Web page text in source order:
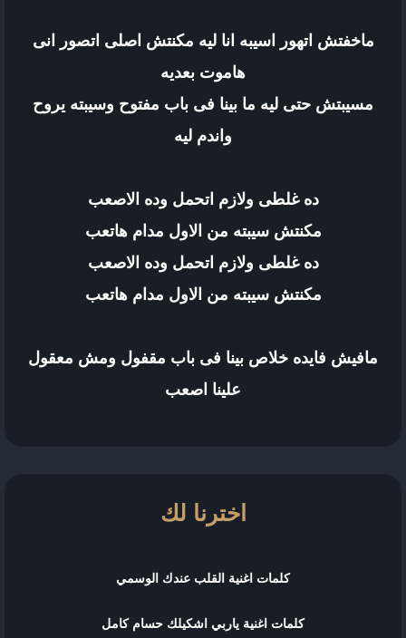
ماخفتش اتهور اسيبه انا ليه مكنتش اصلى اتصور انى
هاموت بعديه
مسيبتش حتى ليه ما بينا فى باب مفتوح وسيبته يروح
واندم ليه
ده غلطى ولازم اتحمل وده الاصعب
مكنتش سيبته من الاول مدام هاتعب
ده غلطى ولازم اتحمل وده الاصعب
مكنتش سيبته من الاول مدام هاتعب
مافيش فايده خلاص بينا فى باب مقفول ومش معقول
علينا اصعب
اخترنا لك
كلمات اغنية القلب عندك الوسمي
كلمات اغنية ياربي اشكيلك حسام كامل